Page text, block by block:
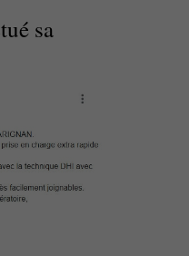
sa